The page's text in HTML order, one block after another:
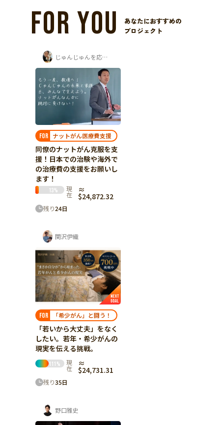
FOR YOU
あなたにおすすめの
プロジェクト
じゅんじゅんを応援する会
FOR ナットがん医療費支援
同僚のナットがん克服を支
援！日本での治験や海外で
の治療費の支援をお願いし
ます！
13 % 現
在
≈
$24,872.32
残り24日
関沢伊織
FOR 「希少がん」と闘う！
「若いから大丈夫」をなく
したい。若年・希少がんの
現実を伝える挑戦。
111 % 現
在
≈
$24,731.31
残り35日
野口雅史